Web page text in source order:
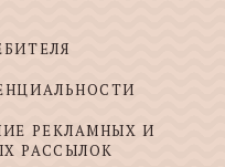
РЕКЛАМНЫХ И
РАССЫЛОК